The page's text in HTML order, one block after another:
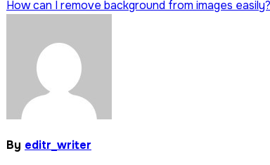
navigation
How can I remove background from images easily?
By editr_writer